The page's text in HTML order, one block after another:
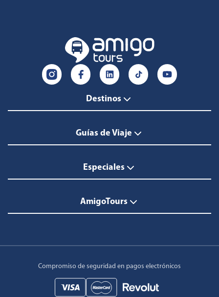
Destinos
Guías de Viaje
Especiales
AmigoTours
Compromiso de seguridad en pagos electrónicos